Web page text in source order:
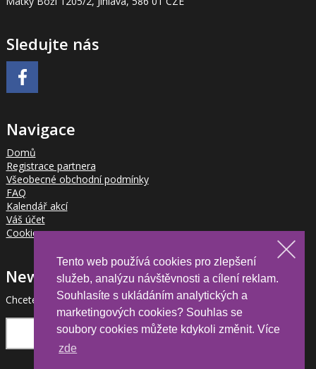
Tento web používá cookies pro zlepšení
služeb, analýzu návštěvnosti a cílení reklam.
Souhlasíte s ukládáním analytických a
marketingových cookies? Souhlas se
soubory cookies můžete kdykoli změnit. Více
zde
Sledujte nás
Navigace
Domů
Registrace partnera
Všeobecné obchodní podmínky
FAQ
Kalendář akcí
Váš účet
Cookies
Newsletter
Chcete být informováni o novinkách pro partnery?